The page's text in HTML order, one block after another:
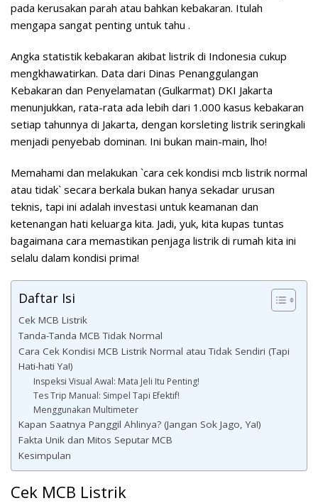
pada kerusakan parah atau bahkan kebakaran. Itulah
mengapa sangat penting untuk tahu .
Angka statistik kebakaran akibat listrik di Indonesia cukup
mengkhawatirkan. Data dari Dinas Penanggulangan
Kebakaran dan Penyelamatan (Gulkarmat) DKI Jakarta
menunjukkan, rata-rata ada lebih dari 1.000 kasus kebakaran
setiap tahunnya di Jakarta, dengan korsleting listrik seringkali
menjadi penyebab dominan. Ini bukan main-main, lho!
Memahami dan melakukan `cara cek kondisi mcb listrik normal
atau tidak` secara berkala bukan hanya sekadar urusan
teknis, tapi ini adalah investasi untuk keamanan dan
ketenangan hati keluarga kita. Jadi, yuk, kita kupas tuntas
bagaimana cara memastikan penjaga listrik di rumah kita ini
selalu dalam kondisi prima!
Daftar Isi
Cek MCB Listrik
Tanda-Tanda MCB Tidak Normal
Cara Cek Kondisi MCB Listrik Normal atau Tidak Sendiri (Tapi
Hati-hati Ya!)
Inspeksi Visual Awal: Mata Jeli Itu Penting!
Tes Trip Manual: Simpel Tapi Efektif!
Menggunakan Multimeter
Kapan Saatnya Panggil Ahlinya? (Jangan Sok Jago, Ya!)
Fakta Unik dan Mitos Seputar MCB
Kesimpulan
Cek MCB Listrik